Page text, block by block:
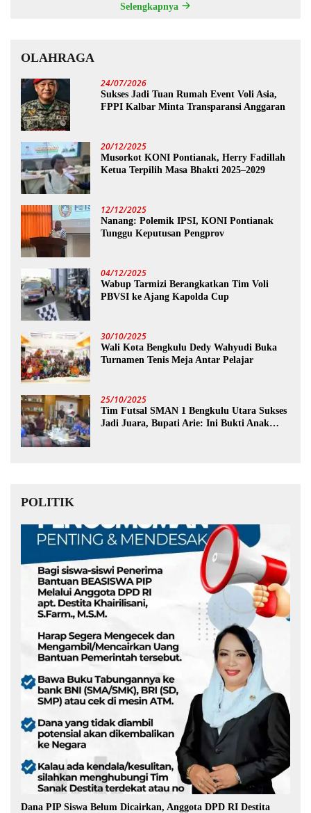
Selengkapnya
OLAHRAGA
24/07/2026
Sukses Jadi Tuan Rumah Event Voli Asia,
FPPI Kalbar Minta Transparansi Anggaran
20/12/2025
Musorkot KONI Pontianak, Herry Fadillah
Ketua Terpilih Masa Bhakti 2025–2029
12/12/2025
Nanang: Polemik IPSI, KONI Pontianak
Tunggu Keputusan Pengprov
04/12/2025
Wabup Tarmizi Berangkatkan Tim Voli
PBVSI ke Ajang Kapolda Cup
30/10/2025
Wali Kota Bengkulu Dedy Wahyudi Buka
Turnamen Tenis Meja Antar Pelajar
25/10/2025
Tim Futsal SMAN 1 Bengkulu Utara Sukses
Jadi Juara, Bupati Arie: Ini Bukti Anak
POLITIK
Dana PIP Siswa Belum Dicairkan, Anggota DPD RI Destita